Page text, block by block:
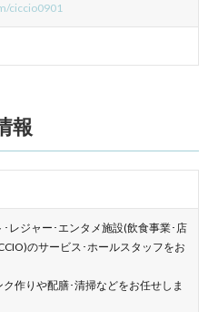
ciccio0901
報
レジャー･エンタメ施設(飲食事業･店
のサービス･ホールスタッフをお
作りや配膳･清掃などをお任せしま